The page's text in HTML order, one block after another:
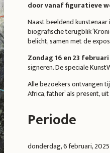
door vanaf figuratieve
Naast beeldend kunstenaar
biografische terugblik
belicht, samen met de
Zondag 16 en 23 februari
signeren. De speciale
Alle bezoekers ontvangen
Africa, father’ als present,
Periode
donderdag, 6 februari, 2025